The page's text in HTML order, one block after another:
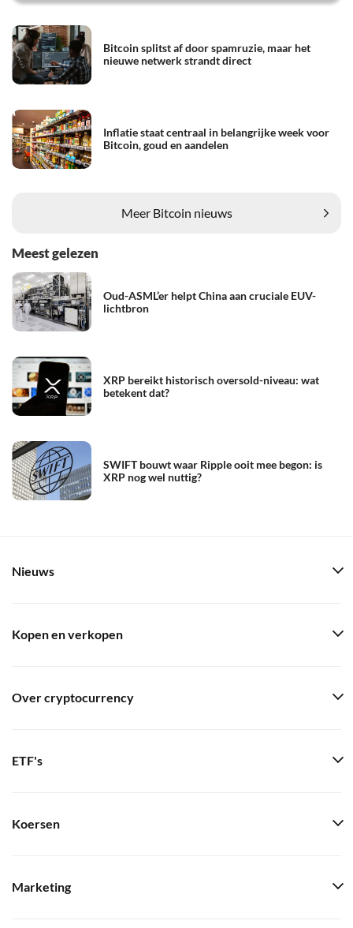
Bitcoin splitst af door spamruzie, maar het
nieuwe netwerk strandt direct
Inflatie staat centraal in belangrijke week voor
Bitcoin, goud en aandelen
Meer Bitcoin nieuws
Meest gelezen
Oud-ASML’er helpt China aan cruciale EUV-
lichtbron
XRP bereikt historisch oversold-niveau: wat
betekent dat?
SWIFT bouwt waar Ripple ooit mee begon: is
XRP nog wel nuttig?
Nieuws
Kopen en verkopen
Over cryptocurrency
ETF's
Koersen
Marketing